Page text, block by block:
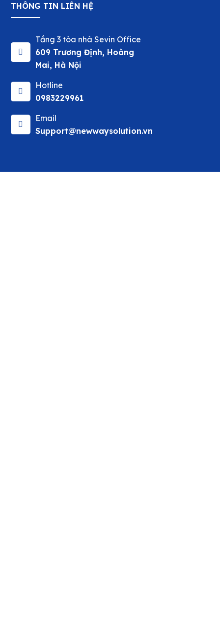
THÔNG TIN LIÊN HỆ
Tầng 3 tòa nhà Sevin Office
609 Trương Định, Hoàng
Mai, Hà Nội
Hotline
0983229961
Email
Support@newwaysolution.vn